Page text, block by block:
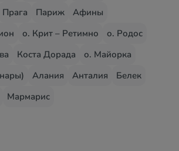
Прага Париж
Афины
о. Крит – Ретимно
о. Родос
Коста Дорада
о. Майорка
Алания Анталия
Белек
Мармарис